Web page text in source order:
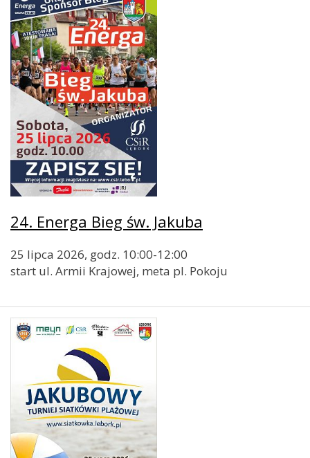
24. Energa Bieg św. Jakuba
25 lipca 2026, godz. 10:00-12:00
start ul. Armii Krajowej, meta pl. Pokoju